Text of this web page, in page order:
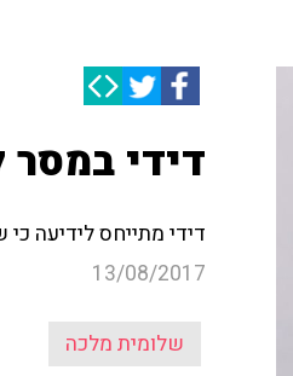
דידי
דידי מתייחס לידיעה
13/08/2017
שלומית מלכה